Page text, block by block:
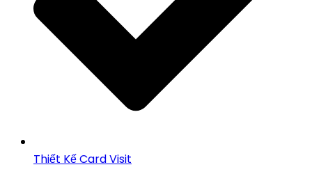
Thiết Kế Card Visit